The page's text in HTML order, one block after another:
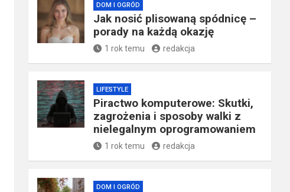
DOM I OGRÓD
Jak nosić plisowaną spódnicę –
porady na każdą okazję
1 rok temu redakcja
LIFESTYLE
Piractwo komputerowe: Skutki,
zagrożenia i sposoby walki z
nielegalnym oprogramowaniem
1 rok temu redakcja
DOM I OGRÓD